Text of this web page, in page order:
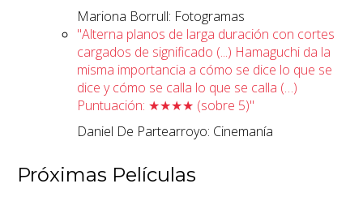
Mariona Borrull: Fotogramas
"Alterna planos de larga duración con cortes
cargados de significado (...) Hamaguchi da la
misma importancia a cómo se dice lo que se
dice y cómo se calla lo que se calla (…)
Puntuación: ★★★★ (sobre 5)"
Daniel De Partearroyo: Cinemanía
Próximas Películas